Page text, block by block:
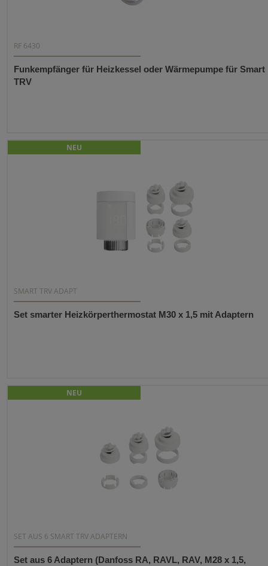
RF 6430
Funkempfänger für Heizkessel oder Wärmepumpe für Smart
TRV
NEU
SMART TRV ADAPT
Set smarter Heizkörperthermostat M30 x 1,5 mit Adaptern
NEU
SET AUS 6 SMART TRV ADAPTERN
Set aus 6 Adaptern (Danfoss RA, RAVL, RAV, M28 x 1,5,